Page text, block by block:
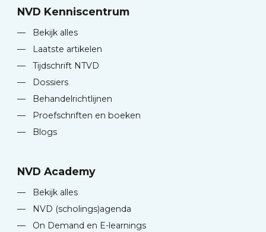
NVD Kenniscentrum
—
Bekijk alles
—
Laatste artikelen
—
Tijdschrift NTVD
—
Dossiers
—
Behandelrichtlijnen
—
Proefschriften en boeken
—
Blogs
NVD Academy
—
Bekijk alles
—
NVD (scholings)agenda
—
On Demand en E-learnings